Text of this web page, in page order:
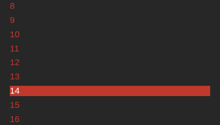
8
9
10
11
12
13
14
15
16